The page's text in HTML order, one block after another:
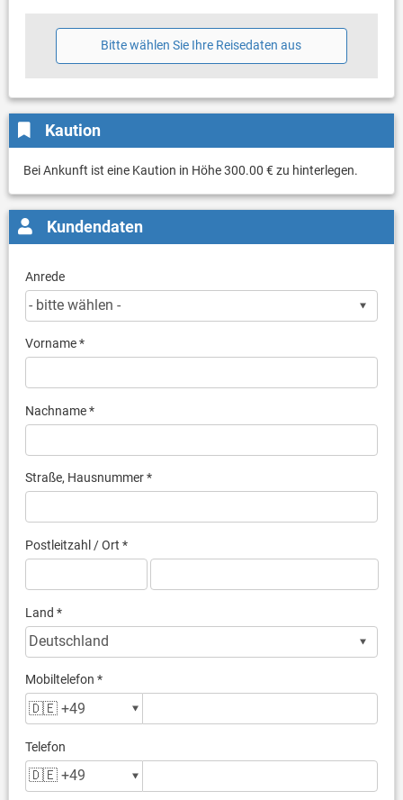
Bitte wählen Sie Ihre Reisedaten aus
Kaution
Bei Ankunft ist eine Kaution in Höhe 300.00 € zu hinterlegen.
Kundendaten
Anrede
Vorname *
Nachname *
Straße, Hausnummer *
Postleitzahl / Ort *
Land *
Mobiltelefon *
Telefon